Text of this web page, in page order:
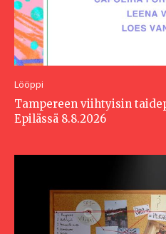
Lööppi
Tampereen viihtyisin
Epilässä 8.8.2026